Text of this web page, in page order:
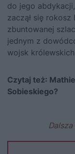
do jego
zaczął się rokosz
zbuntowanej
jednym z
wojsk
Czytaj też:
Sobieskiego?